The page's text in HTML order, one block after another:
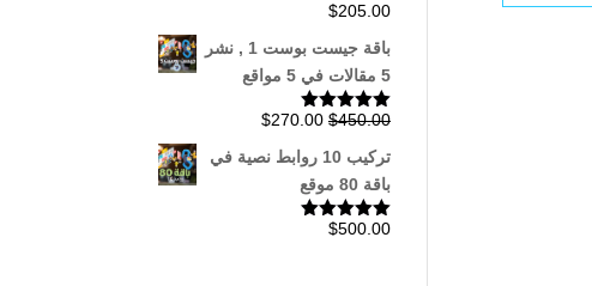
تم التقييم
$205.00
باقة جيست بوست 1 , نشر
5 مقالات في 5 مواقع
تم التقييم
$450.00
السعر
الأصلي
هو:
$450.00.
$270.00 السعر
تركيب 10 روابط نصية في
باقة 80 موقع
تم التقييم
$500.00